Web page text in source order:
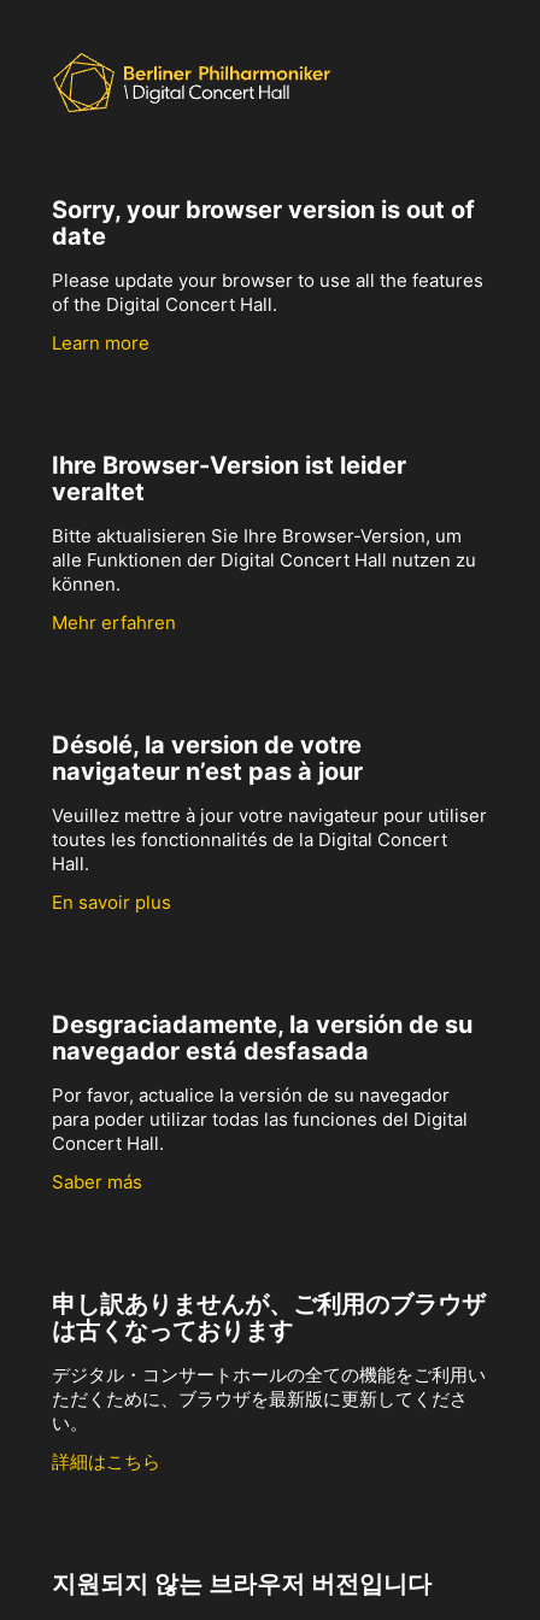
Sorry, your browser version is out of
date
Please update your browser to use all the features
of the Digital Concert Hall.
Learn more
Ihre Browser-Version ist leider
veraltet
Bitte aktualisieren Sie Ihre Browser-Version, um
alle Funktionen der Digital Concert Hall nutzen zu
können.
Mehr erfahren
Désolé, la version de votre
navigateur n’est pas à jour
Veuillez mettre à jour votre navigateur pour utiliser
toutes les fonctionnalités de la Digital Concert
Hall.
En savoir plus
Desgraciadamente, la versión de su
navegador está desfasada
Por favor, actualice la versión de su navegador
para poder utilizar todas las funciones del Digital
Concert Hall.
Saber más
申し訳ありませんが、ご利用のブラウザ
は古くなっております
デジタル・コンサートホールの全ての機能をご利用い
ただくために、ブラウザを最新版に更新してくださ
い。
詳細はこちら
지원되지 않는 브라우저 버전입니다